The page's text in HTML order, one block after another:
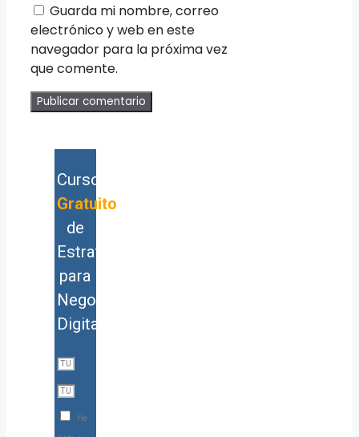
Guarda mi nombre, correo
electrónico y web en este
navegador para la próxima vez
que comente.
Curso
Gratuito
de
Estrategia
para
Negocios
Digitales
He